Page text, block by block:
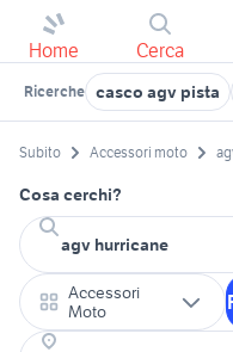
Home Cerca
Ricerche casco agv pista
Subito Accessori moto
Cosa cerchi?
Accessori
Moto